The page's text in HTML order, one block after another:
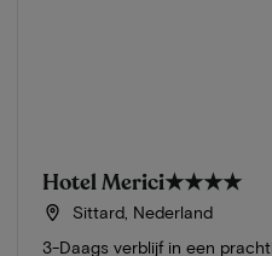
Hotel Merici★★★★
Sittard, Nederland
3-Daags verblijf in een